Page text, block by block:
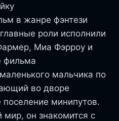
в жанре фэнтези
роли исполнили
Миа Фэрроу и
фильма
мальчика по
во дворе
минипутов.
он знакомится с